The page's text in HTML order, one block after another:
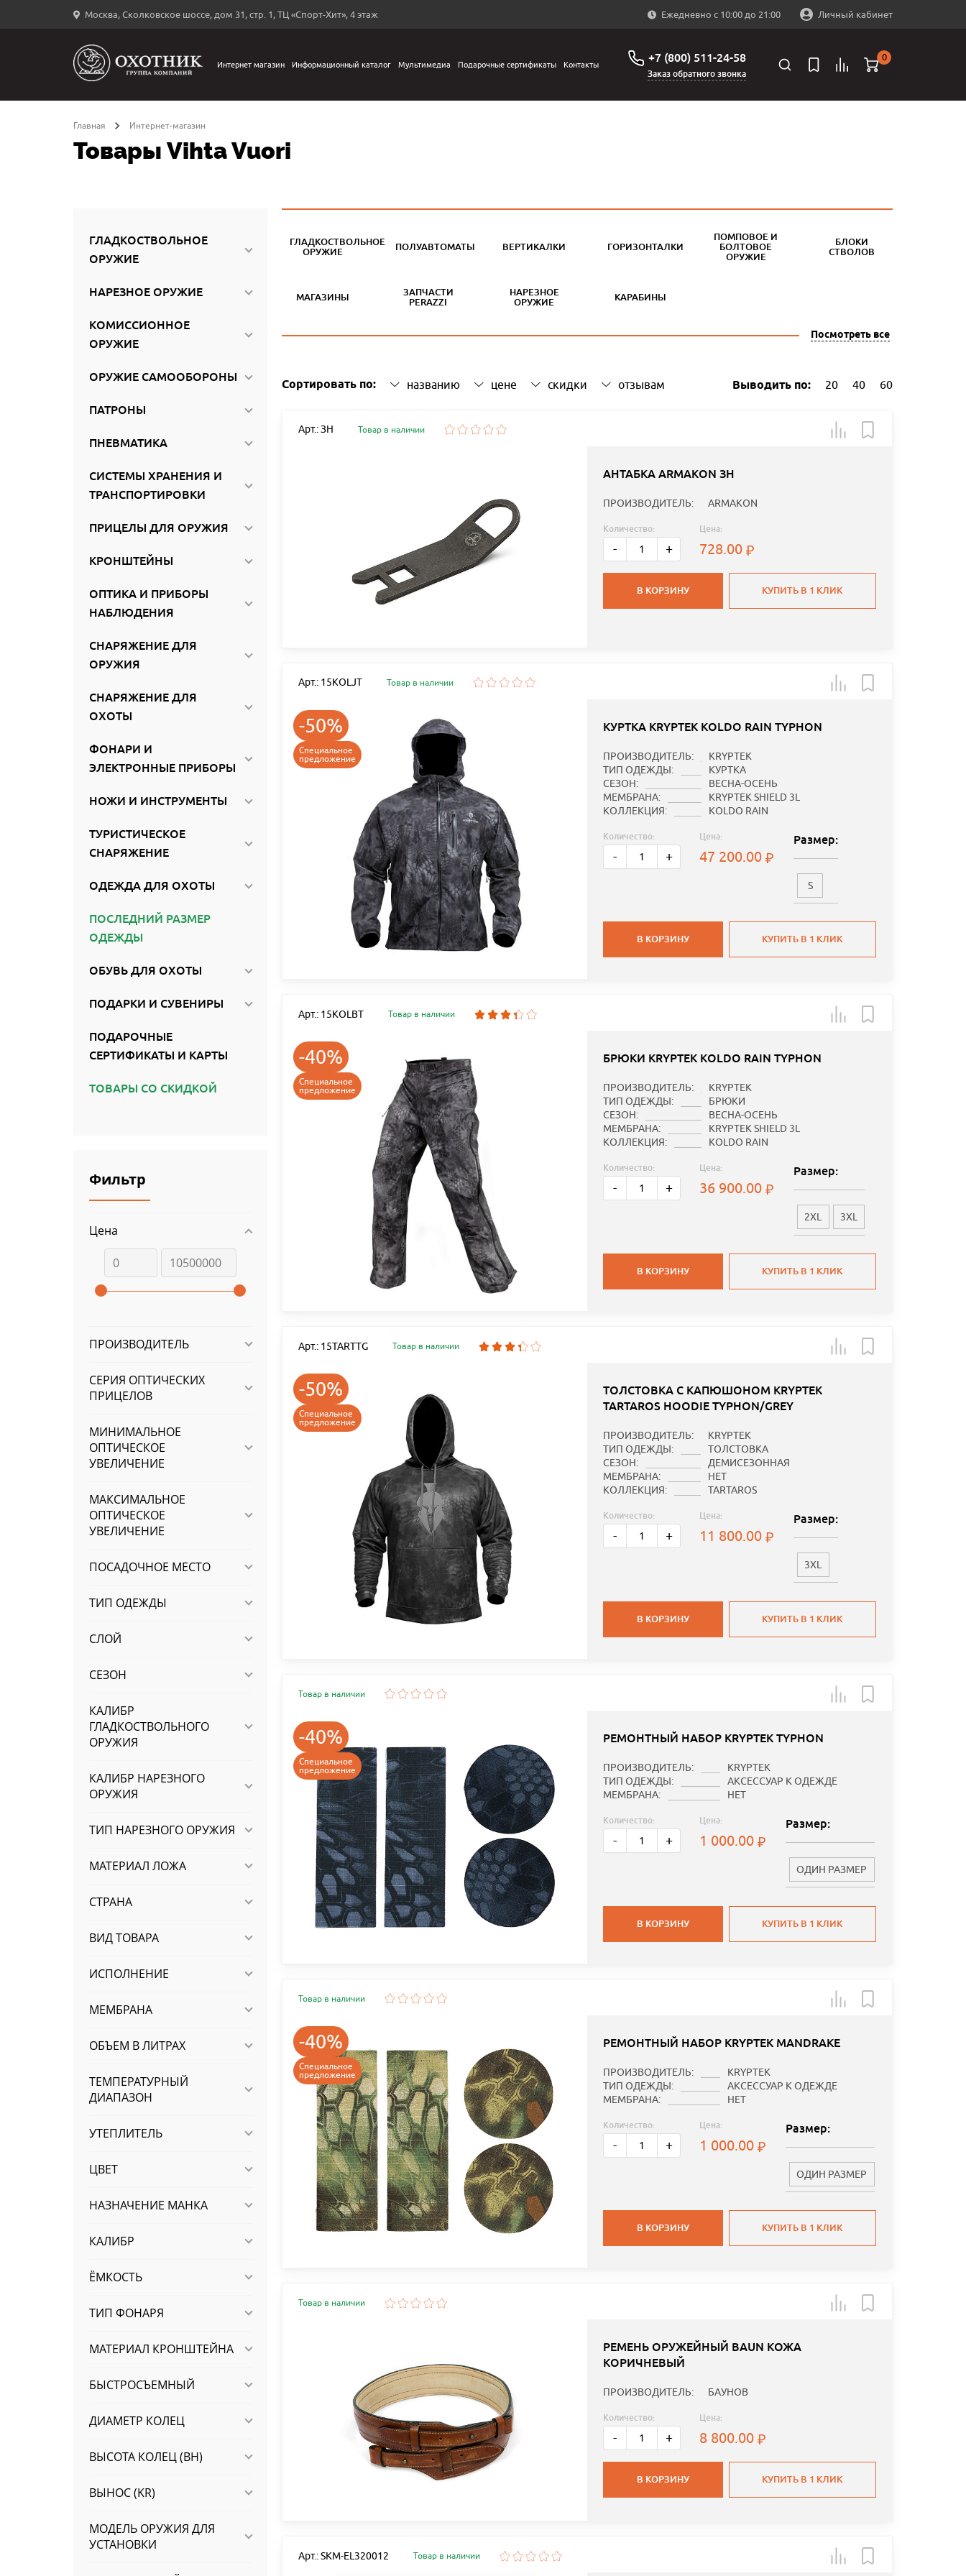
Москва, Сколковское шоссе, дом 31, стр. 1, ТЦ «Спорт-Хит», 4 этаж Ежедневно с 10:00 до 21:00 Личный кабинет
←
Интернет магазин Информационный каталог Мультимедиа Подарочные сертификаты Контакты +7 (800) 511-24-58
Заказ обратного звонка
0
Главная Интернет-магазин
Товары Vihta Vuori
ГЛАДКОСТВОЛЬНОЕ
ОРУЖИЕ
НАРЕЗНОЕ ОРУЖИЕ
КОМИССИОННОЕ
ОРУЖИЕ
ОРУЖИЕ САМООБОРОНЫ
ПАТРОНЫ
ПНЕВМАТИКА
СИСТЕМЫ ХРАНЕНИЯ И
ТРАНСПОРТИРОВКИ
ПРИЦЕЛЫ ДЛЯ ОРУЖИЯ
КРОНШТЕЙНЫ
ОПТИКА И ПРИБОРЫ
НАБЛЮДЕНИЯ
СНАРЯЖЕНИЕ ДЛЯ
ОРУЖИЯ
СНАРЯЖЕНИЕ ДЛЯ
ОХОТЫ
ФОНАРИ И
ЭЛЕКТРОННЫЕ ПРИБОРЫ
НОЖИ И ИНСТРУМЕНТЫ
ТУРИСТИЧЕСКОЕ
СНАРЯЖЕНИЕ
ОДЕЖДА ДЛЯ ОХОТЫ
ПОСЛЕДНИЙ РАЗМЕР
ОДЕЖДЫ
ОБУВЬ ДЛЯ ОХОТЫ
ПОДАРКИ И СУВЕНИРЫ
ПОДАРОЧНЫЕ
СЕРТИФИКАТЫ И КАРТЫ
ТОВАРЫ СО СКИДКОЙ
Фильтр
Цена
ПРОИЗВОДИТЕЛЬ
СЕРИЯ ОПТИЧЕСКИХ
ПРИЦЕЛОВ
МИНИМАЛЬНОЕ
ОПТИЧЕСКОЕ
УВЕЛИЧЕНИЕ
МАКСИМАЛЬНОЕ
ОПТИЧЕСКОЕ
УВЕЛИЧЕНИЕ
ПОСАДОЧНОЕ МЕСТО
ТИП ОДЕЖДЫ
СЛОЙ
СЕЗОН
КАЛИБР
ГЛАДКОСТВОЛЬНОГО
ОРУЖИЯ
КАЛИБР НАРЕЗНОГО
ОРУЖИЯ
ТИП НАРЕЗНОГО ОРУЖИЯ
МАТЕРИАЛ ЛОЖА
СТРАНА
ВИД ТОВАРА
ИСПОЛНЕНИЕ
МЕМБРАНА
ОБЪЕМ В ЛИТРАХ
ТЕМПЕРАТУРНЫЙ
ДИАПАЗОН
УТЕПЛИТЕЛЬ
ЦВЕТ
НАЗНАЧЕНИЕ МАНКА
КАЛИБР
ЁМКОСТЬ
ТИП ФОНАРЯ
МАТЕРИАЛ КРОНШТЕЙНА
БЫСТРОСЪЕМНЫЙ
ДИАМЕТР КОЛЕЦ
ВЫСОТА КОЛЕЦ (BH)
ВЫНОС (KR)
МОДЕЛЬ ОРУЖИЯ ДЛЯ
УСТАНОВКИ
ГЛАДКОСТВОЛЬНОЕ
ОРУЖИЕ
ПОЛУАВТОМАТЫ ВЕРТИКАЛКИ ГОРИЗОНТАЛКИ
ПОМПОВОЕ И
БОЛТОВОЕ
ОРУЖИЕ
БЛОКИ
СТВОЛОВ
МАГАЗИНЫ
ЗАПЧАСТИ
PERAZZI
НАРЕЗНОЕ
ОРУЖИЕ
КАРАБИНЫ
Посмотреть все
Сортировать по: названию цене скидки отзывам Выводить по: 20 40 60
Арт.: ЗН Товар в наличии
АНТАБКА ARMAKON ЗН
ПРОИЗВОДИТЕЛЬ: ARMAKON
Количество:
- +
Цена:
728.00
В КОРЗИНУ КУПИТЬ В 1 КЛИК
Арт.: 15KOLJT Товар в наличии
-50%
Специальное
предложение
КУРТКА KRYPTEK KOLDO RAIN TYPHON
ПРОИЗВОДИТЕЛЬ:
KRYPTEK
ТИП ОДЕЖДЫ:
КУРТКА
СЕЗОН:
ВЕСНА-ОСЕНЬ
МЕМБРАНА:
KRYPTEK SHIELD 3L
КОЛЛЕКЦИЯ:
KOLDO RAIN
Количество:
- +
Цена:
47 200.00
Размер:
S
В КОРЗИНУ КУПИТЬ В 1 КЛИК
Арт.: 15KOLBT Товар в наличии
-40%
Специальное
предложение
БРЮКИ KRYPTEK KOLDO RAIN TYPHON
ПРОИЗВОДИТЕЛЬ:
KRYPTEK
ТИП ОДЕЖДЫ:
БРЮКИ
СЕЗОН:
ВЕСНА-ОСЕНЬ
МЕМБРАНА:
KRYPTEK SHIELD 3L
КОЛЛЕКЦИЯ:
KOLDO RAIN
Количество:
- +
Цена:
36 900.00
Размер:
2XL 3XL
В КОРЗИНУ КУПИТЬ В 1 КЛИК
Арт.: 15TARTTG Товар в наличии
-50%
Специальное
предложение
ТОЛСТОВКА С КАПЮШОНОМ KRYPTEK
TARTAROS HOODIE TYPHON/GREY
ПРОИЗВОДИТЕЛЬ:
KRYPTEK
ТИП ОДЕЖДЫ:
ТОЛСТОВКА
СЕЗОН:
ДЕМИСЕЗОННАЯ
МЕМБРАНА:
НЕТ
КОЛЛЕКЦИЯ:
TARTAROS
Количество:
- +
Цена:
11 800.00
Размер:
3XL
В КОРЗИНУ КУПИТЬ В 1 КЛИК
Товар в наличии
-40%
Специальное
предложение
РЕМОНТНЫЙ НАБОР KRYPTEK TYPHON
ПРОИЗВОДИТЕЛЬ:
KRYPTEK
ТИП ОДЕЖДЫ:
АКСЕССУАР К ОДЕЖДЕ
МЕМБРАНА:
НЕТ
Количество:
- +
Цена:
1 000.00
Размер:
ОДИН РАЗМЕР
В КОРЗИНУ КУПИТЬ В 1 КЛИК
Товар в наличии
-40%
Специальное
предложение
РЕМОНТНЫЙ НАБОР KRYPTEK MANDRAKE
ПРОИЗВОДИТЕЛЬ:
KRYPTEK
ТИП ОДЕЖДЫ:
АКСЕССУАР К ОДЕЖДЕ
МЕМБРАНА:
НЕТ
Количество:
- +
Цена:
1 000.00
Размер:
ОДИН РАЗМЕР
В КОРЗИНУ КУПИТЬ В 1 КЛИК
Товар в наличии
РЕМЕНЬ ОРУЖЕЙНЫЙ BAUN КОЖА
КОРИЧНЕВЫЙ
ПРОИЗВОДИТЕЛЬ: БАУНОВ
Количество:
- +
Цена:
8 800.00
В КОРЗИНУ КУПИТЬ В 1 КЛИК
Арт.: SKM-EL320012 Товар в наличии